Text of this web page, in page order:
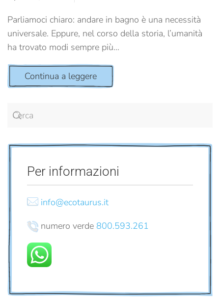
Parliamoci chiaro: andare in bagno è una necessità
universale. Eppure, nel corso della storia, l’umanità
ha trovato modi sempre più...
Continua a leggere
Per informazioni
info@ecotaurus.it
numero verde 800.593.261